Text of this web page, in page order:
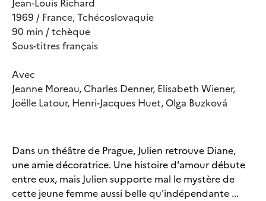
1969 / France, Tchécoslovaquie
90 min / tchèque
Sous-titres français
Avec
Jeanne Moreau, Charles Denner, Elisabeth Wiener,
Joëlle Latour, Henri-Jacques Huet, Olga Buzková
Dans un théâtre de Prague, Julien retrouve Diane,
une amie décoratrice. Une histoire d'amour débute
entre eux, mais Julien supporte mal le mystère de
cette jeune femme aussi belle qu'indépendante ...